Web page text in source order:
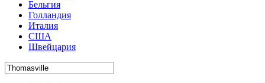
Бельгия
Голландия
Италия
США
Швейцария